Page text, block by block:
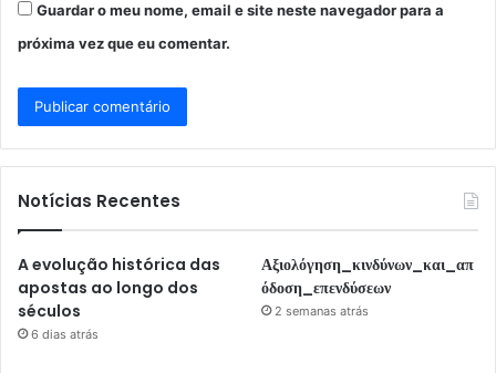
Guardar o meu nome, email e site neste navegador para a
próxima vez que eu comentar.
Notícias Recentes
A evolução histórica das
apostas ao longo dos
séculos
6 dias atrás
Αξιολόγηση_κινδύνων_και_απ
όδοση_επενδύσεων
2 semanas atrás